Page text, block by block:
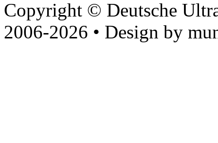
Copyright © Deutsche
2006-2026 • Design by